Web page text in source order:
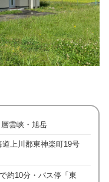
雲峡・旭岳
道上川郡東神楽町19号
約10分・バス停「東